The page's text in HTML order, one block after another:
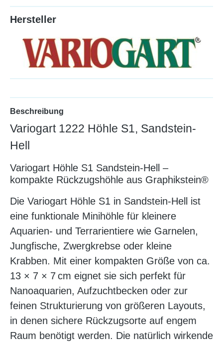
Hersteller
Beschreibung
Variogart 1222 Höhle S1, Sandstein-
Hell
Variogart Höhle S1 Sandstein-Hell –
kompakte Rückzugshöhle aus Graphikstein®
Die Variogart Höhle S1 in Sandstein-Hell ist
eine funktionale Minihöhle für kleinere
Aquarien- und Terrarientiere wie Garnelen,
Jungfische, Zwergkrebse oder kleine
Krabben. Mit einer kompakten Größe von ca.
13 × 7 × 7 cm eignet sie sich perfekt für
Nanoaquarien, Aufzuchtbecken oder zur
feinen Strukturierung von größeren Layouts,
in denen sichere Rückzugsorte auf engem
Raum benötigt werden. Die natürlich wirkende